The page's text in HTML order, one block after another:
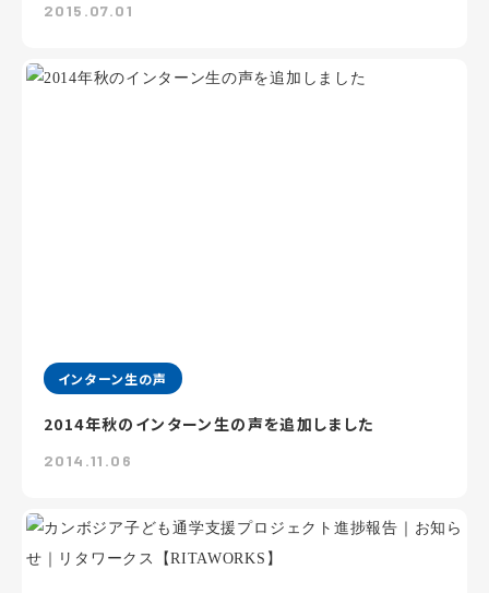
2015.07.01
インターン生の声
2014年秋のインターン生の声を追加しました
2014.11.06